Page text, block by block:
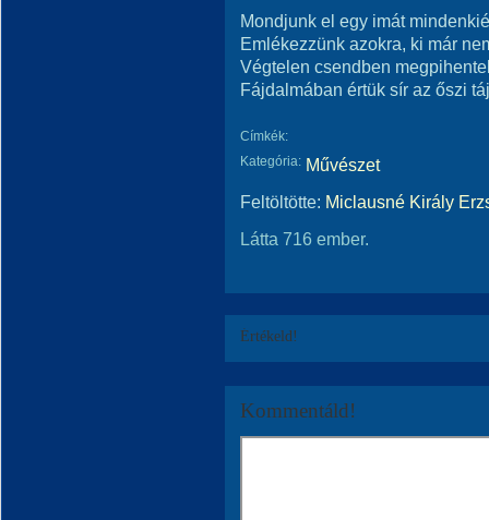
Mondjunk el egy imát
Emlékezzünk azokra, ki már
Végtelen csendben
Fájdalmában értük sír az őszi
Címkék:
Kategória: Művészet
Feltöltötte: Miclausné Király
Látta 716 ember.
Értékeld!
Kommentáld!